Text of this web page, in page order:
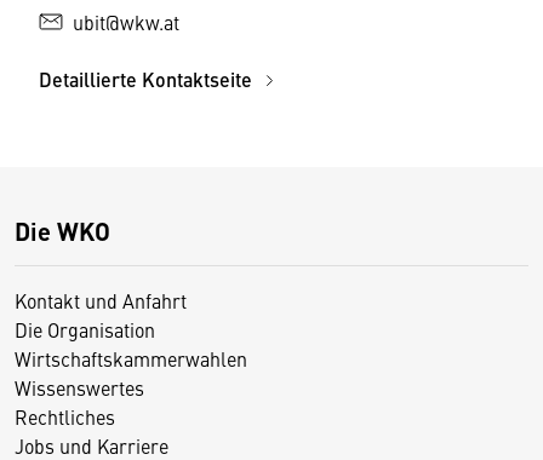
ubit@wkw.at
Detaillierte Kontaktseite
Die WKO
Kontakt und Anfahrt
Die Organisation
Wirtschaftskammerwahlen
Wissenswertes
Rechtliches
Jobs und Karriere